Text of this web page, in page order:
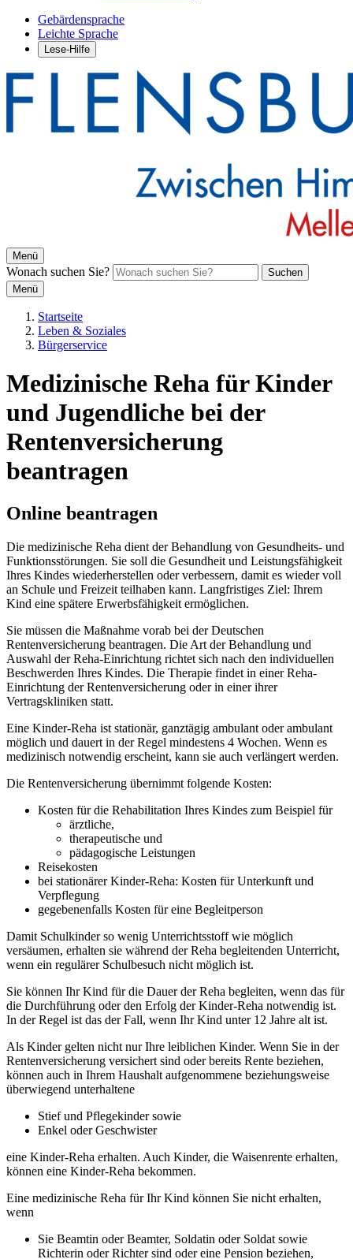
Gebärdensprache
Leichte Sprache
Lese-Hilfe
Menü
Wonach suchen Sie?
Suchen
Menü
Startseite
Leben & Soziales
Bürgerservice
Medizinische Reha für Kinder
und Jugendliche bei der
Rentenversicherung
beantragen
Online beantragen
Die medizinische Reha dient der Behandlung von Gesundheits- und
Funktionsstörungen. Sie soll die Gesundheit und Leistungsfähigkeit
Ihres Kindes wiederherstellen oder verbessern, damit es wieder voll
an Schule und Freizeit teilhaben kann. Langfristiges Ziel: Ihrem
Kind eine spätere Erwerbsfähigkeit ermöglichen.
Sie müssen die Maßnahme vorab bei der Deutschen
Rentenversicherung beantragen. Die Art der Behandlung und
Auswahl der Reha-Einrichtung richtet sich nach den individuellen
Beschwerden Ihres Kindes. Die Therapie findet in einer Reha-
Einrichtung der Rentenversicherung oder in einer ihrer
Vertragskliniken statt.
Eine Kinder-Reha ist stationär, ganztägig ambulant oder ambulant
möglich und dauert in der Regel mindestens 4 Wochen. Wenn es
medizinisch notwendig erscheint, kann sie auch verlängert werden.
Die Rentenversicherung übernimmt folgende Kosten:
Kosten für die Rehabilitation Ihres Kindes zum Beispiel für
ärztliche,
therapeutische und
pädagogische Leistungen
Reisekosten
bei stationärer Kinder-Reha: Kosten für Unterkunft und
Verpflegung
gegebenenfalls Kosten für eine Begleitperson
Damit Schulkinder so wenig Unterrichtsstoff wie möglich
versäumen, erhalten sie während der Reha begleitenden Unterricht,
wenn ein regulärer Schulbesuch nicht möglich ist.
Sie können Ihr Kind für die Dauer der Reha begleiten, wenn das für
die Durchführung oder den Erfolg der Kinder-Reha notwendig ist.
In der Regel ist das der Fall, wenn Ihr Kind unter 12 Jahre alt ist.
Als Kinder gelten nicht nur Ihre leiblichen Kinder. Wenn Sie in der
Rentenversicherung versichert sind oder bereits Rente beziehen,
können auch in Ihrem Haushalt aufgenommene beziehungsweise
überwiegend unterhaltene
Stief und Pflegekinder sowie
Enkel oder Geschwister
eine Kinder-Reha erhalten. Auch Kinder, die Waisenrente erhalten,
können eine Kinder-Reha bekommen.
Eine medizinische Reha für Ihr Kind können Sie nicht erhalten,
wenn
Sie Beamtin oder Beamter, Soldatin oder Soldat sowie
Richterin oder Richter sind oder eine Pension beziehen,